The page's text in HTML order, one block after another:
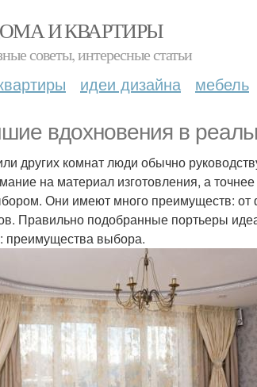
И КВАРТИРЫ
советы, интересные статьи
идеи дизайна мебель
вдохновения в
других комнат люди обычно
на материал изготовления, а
Они имеют много преимуществ: от
Правильно подобранные портьеры
преимущества выбора.